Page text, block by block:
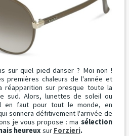
sur quel pied danser ? Moi non !
premières chaleurs de l'année et
réapparition sur presque toute la
sud. Alors, lunettes de soleil ou
en faut pour tout le monde, en
sonnera défitivement l'arrivée de
je vous propose : ma sélection
heureux sur Forzieri.